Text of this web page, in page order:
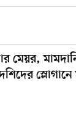
মেয়র,